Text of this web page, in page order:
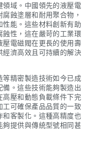
域。中國領先的液壓電
蝕塗層和耐用聚合物，
能。這些材料創新有助
性，這在嚴苛的工業環
電磁閥在更長的使用壽
濟高效且可持續的解決
等精密製造技術如今已成
。這些技術能夠製造出
壓和動態負載條件下完
可確保產品品質的一致
客製化。這種高精度也
提供與傳統型號相同甚